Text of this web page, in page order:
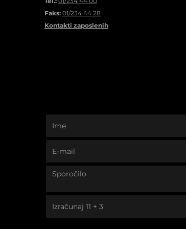
Faks: 01/234 44 28
Kontakti zaposlenih